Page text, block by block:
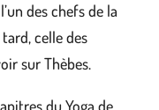
des chefs de la
celle des
sur Thèbes.
du Yoga de